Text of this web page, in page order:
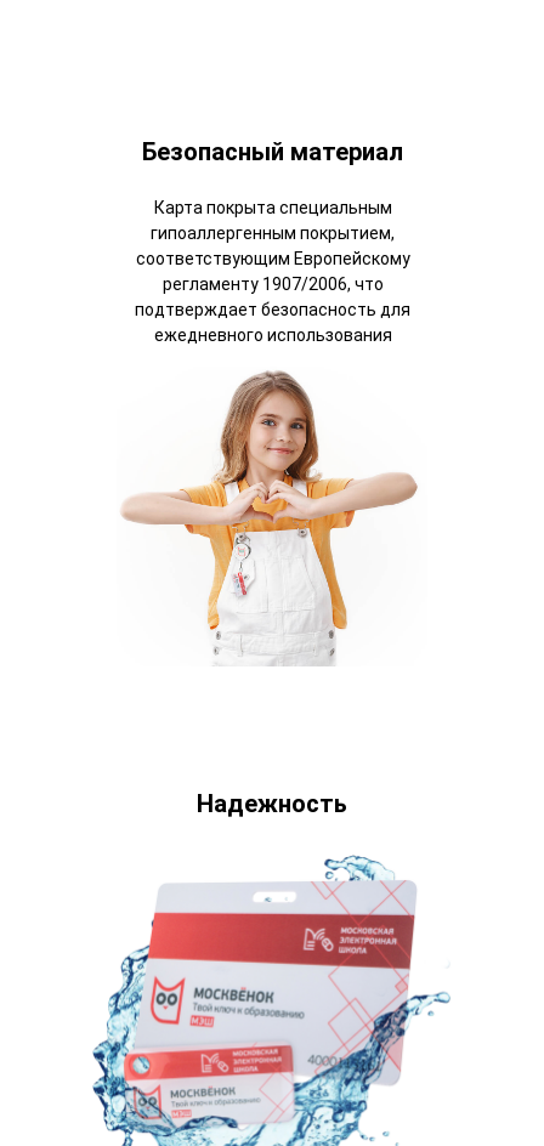
Карта покрыта специальным
гипоаллергенным покрытием,
соответствующим Европейскому
регламенту 1907/2006, что
подтверждает безопасность для
ежедневного использования
Безопасный материал
Надежность